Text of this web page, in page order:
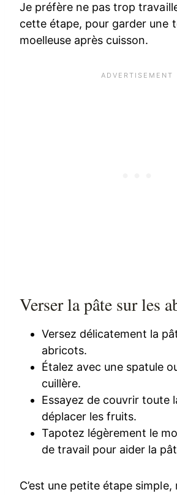
Je préfère ne pas trop
cette étape, pour garder une
moelleuse après cuisson.
Verser la pâte sur les
Versez délicatement la
abricots.
Étalez avec une spatule
cuillère.
Essayez de couvrir toute
déplacer les fruits.
Tapotez légèrement le
de travail pour aider la
C’est une petite étape simple,